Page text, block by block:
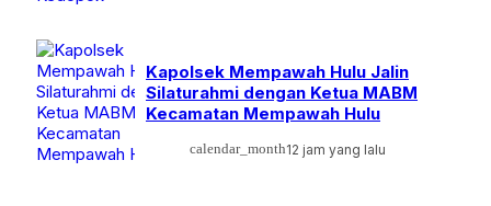
Kapolsek Mempawah Hulu Jalin
Silaturahmi dengan Ketua MABM
Kecamatan Mempawah Hulu
calendar_month12 jam yang lalu